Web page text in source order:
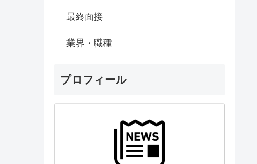
最終面接
業界・職種
プロフィール